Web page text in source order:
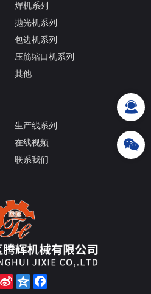
焊机系列
抛光机系列
包边机系列
压筋缩口机系列
其他
生产线系列
在线视频
联系我们
WeChat
Sina
Weibo
Qzone